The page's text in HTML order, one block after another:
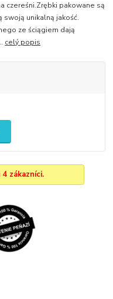
czereśni.Zrębki pakowane są
swoją unikalną jakość.
ze ściągiem dają
celý popis
zákazníci.